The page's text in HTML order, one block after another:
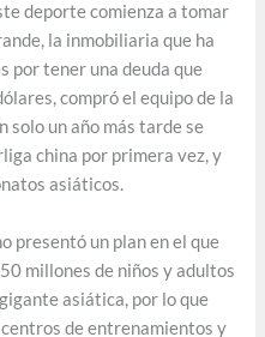
deporte comienza a tomar
la inmobiliaria que ha
por tener una deuda que
compró el equipo de la
solo un año más tarde se
china por primera vez, y
asiáticos.
presentó un plan en el que
millones de niños y adultos
asiática, por lo que
de entrenamientos y